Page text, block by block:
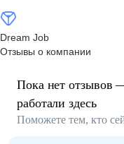
Dream Job
Отзывы о компании
Пока нет отзывов
работали здесь
Поможете тем, кто